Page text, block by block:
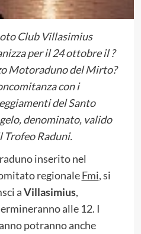
Club Villasimius
per il 24 ottobre il ?
Motoraduno del Mirto?
con i
del Santo
denominato, valido
Trofeo Raduni.
inserito nel
regionaleFmi, si
aVillasimius,
alle 12. I
potranno anche